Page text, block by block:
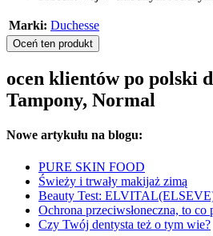
Marki: Duchesse
Oceń ten produkt
ocen klientów po polski
Tampony, Normal
Nowe artykułu na blogu:
PURE SKIN FOOD
Świeży i trwały makijaż zimą
Beauty Test:
Ochrona przeciwsłoneczna, to
Czy Twój dentysta też o tym wie?